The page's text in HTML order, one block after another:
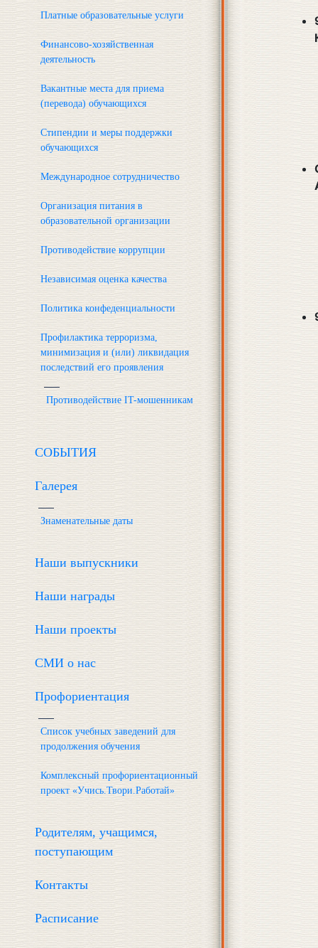
Платные образовательные услуги
Финансово-хозяйственная
деятельность
Вакантные места для приема
(перевода) обучающихся
Стипендии и меры поддержки
обучающихся
Международное сотрудничество
Организация питания в
образовательной организации
Противодействие коррупции
Независимая оценка качества
Политика конфеденциальности
Профилактика терроризма,
минимизация и (или) ликвидация
последствий его проявления
Противодействие IT-мошенникам
СОБЫТИЯ
Галерея
Знаменательные даты
Наши выпускники
Наши награды
Наши проекты
СМИ о нас
Профориентация
Список учебных заведений для
продолжения обучения
Комплексный профориентационный
проект «Учись.Твори.Работай»
Родителям, учащимся,
поступающим
Контакты
Расписание